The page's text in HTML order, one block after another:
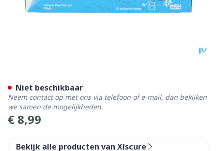
€ 8,99
Niet beschikbaar
Neem contact op met ons via telefoon of e-mail, dan bekijken
we samen de mogelijkheden.
Bekijk alle producten van Xlscure